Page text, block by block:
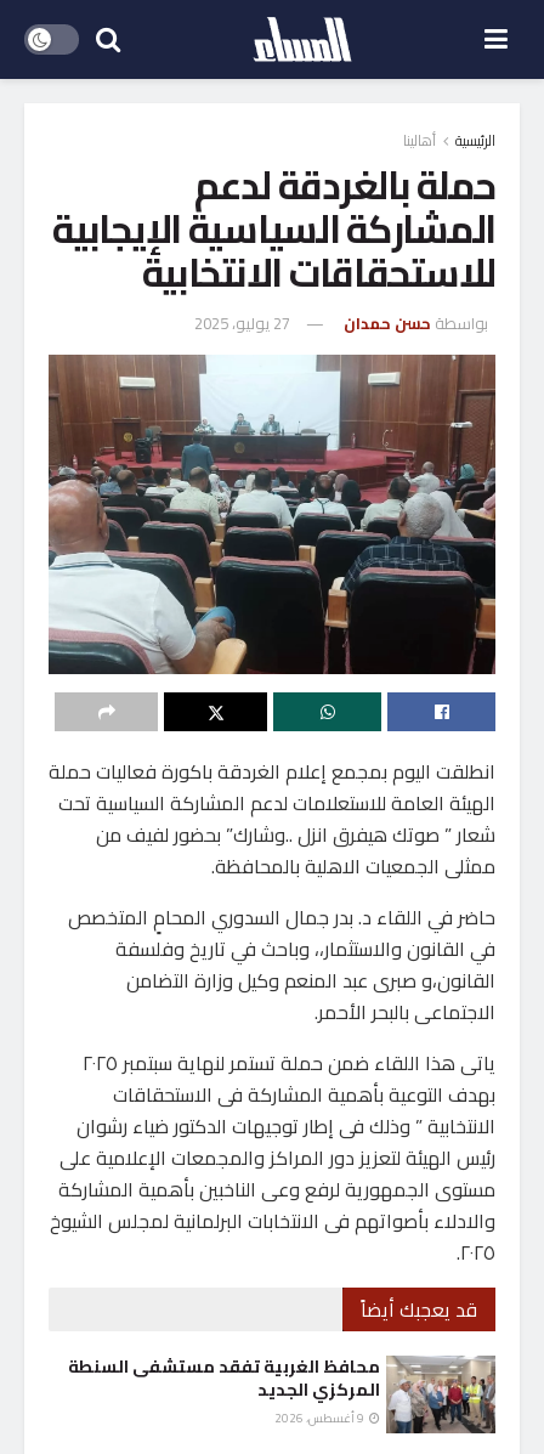
الرئيسية أهالينا
حملة بالغردقة لدعم
المشاركة السياسية الإيجابية
للاستحقاقات الانتخابية
بواسطة حسن حمدان 27 يوليو، 2025
انطلقت اليوم بمجمع إعلام الغردقة باكورة فعاليات حملة
الهيئة العامة للاستعلامات لدعم المشاركة السياسية تحت
شعار ” صوتك هيفرق انزل ..وشارك” بحضور لفيف من
ممثلى الجمعيات الاهلية بالمحافظة.
حاضر في اللقاء د. بدر جمال السدوري المحامٍ المتخصص
في القانون والاستثمار،، وباحث في تاريخ وفلسفة
القانون،و صبرى عبد المنعم وكيل وزارة التضامن
الاجتماعى بالبحر الأحمر.
ياتى هذا اللقاء ضمن حملة تستمر لنهاية سبتمبر ٢٠٢٥
بهدف التوعية بأهمية المشاركة فى الاستحقاقات
الانتخابية ” وذلك فى إطار توجيهات الدكتور ضياء رشوان
رئيس الهيئة لتعزيز دور المراكز والمجمعات الإعلامية على
مستوى الجمهورية لرفع وعى الناخبين بأهمية المشاركة
والادلاء بأصواتهم فى الانتخابات البرلمانية لمجلس الشيوخ
٢٠٢٥.
قد يعجبك أيضاً
محافظ الغربية تفقد مستشفى السنطة
المركزي الجديد